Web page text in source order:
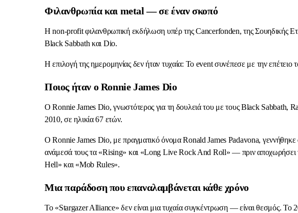
Φιλανθρωπία και metal — σε έναν σκοπό
Η non-profit φιλανθρωπική εκδήλωση υπέρ της Cancerfonden, της Σουηδικής
Black Sabbath και Dio.
Η επιλογή της ημερομηνίας δεν ήταν τυχαία: Το event συνέπεσε με την
Ποιος ήταν ο Ronnie James Dio
Ο Ronnie James Dio, γνωστότερος για τη δουλειά του με τους Black Sabbath,
2010, σε ηλικία 67 ετών.
Ο Ronnie James Dio, με πραγματικό όνομα Ronald James Padavona,
ανάμεσά τους τα «Rising» και «Long Live Rock And Roll» — πριν αποχωρήσει
Hell» και «Mob Rules».
Μια παράδοση που επαναλαμβάνεται κάθε χρόνο
Το «Stargazer Alliance» δεν είναι μια τυχαία συγκέντρωση — είναι θεσμός.